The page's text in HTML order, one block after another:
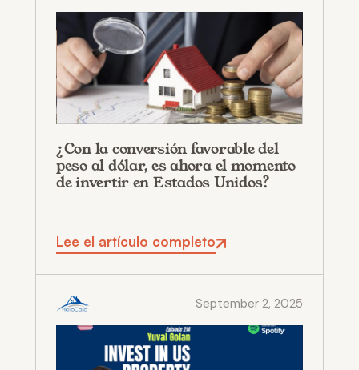
¿Con la conversión favorable del
peso al dólar, es ahora el momento
de invertir en Estados Unidos?
Lee el artículo completo
September 2, 2025